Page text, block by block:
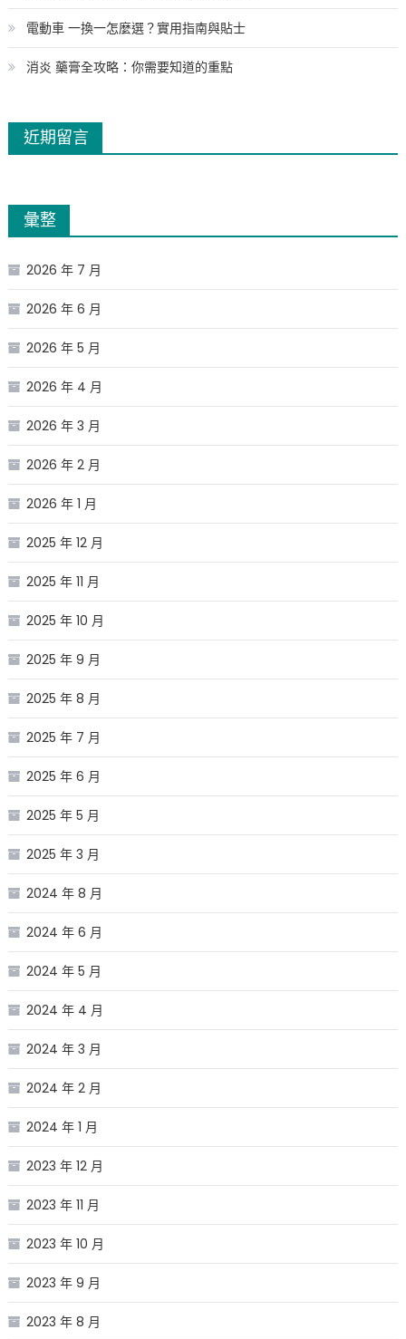
電動車 一換一怎麼選？實用指南與貼士
消炎 藥膏全攻略：你需要知道的重點
近期留言
彙整
2026 年 7 月
2026 年 6 月
2026 年 5 月
2026 年 4 月
2026 年 3 月
2026 年 2 月
2026 年 1 月
2025 年 12 月
2025 年 11 月
2025 年 10 月
2025 年 9 月
2025 年 8 月
2025 年 7 月
2025 年 6 月
2025 年 5 月
2025 年 3 月
2024 年 8 月
2024 年 6 月
2024 年 5 月
2024 年 4 月
2024 年 3 月
2024 年 2 月
2024 年 1 月
2023 年 12 月
2023 年 11 月
2023 年 10 月
2023 年 9 月
2023 年 8 月